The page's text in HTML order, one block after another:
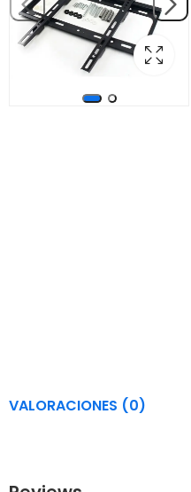
VALORACIONES (0)